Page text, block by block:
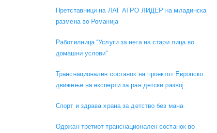
Претставници на ЛАГ АГРО ЛИДЕР на младинска
размена во Романија
Работилница “Услуги за нега на стари лица во
домашни услови”
Транснационален состанок на проектот Европско
движење на експерти за ран детски развој
Спорт и здрава храна за детство без мана
Одржан третиот транснационален состанок во